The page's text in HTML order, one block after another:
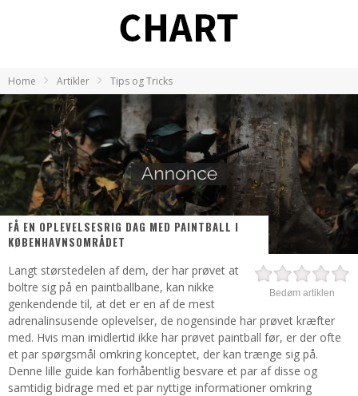
Home Artikler Tips og Tricks
FÅ EN OPLEVELSESRIG DAG MED PAINTBALL I
KØBENHAVNSOMRÅDET
Bedøm artiklen
Langt størstedelen af dem, der har prøvet at
boltre sig på en paintballbane, kan nikke
genkendende til, at det er en af de mest
adrenalinsusende oplevelser, de nogensinde har prøvet kræfter
med. Hvis man imidlertid ikke har prøvet paintball før, er der ofte
et par spørgsmål omkring konceptet, der kan trænge sig på.
Denne lille guide kan forhåbentlig besvare et par af disse og
samtidig bidrage med et par nyttige informationer omkring